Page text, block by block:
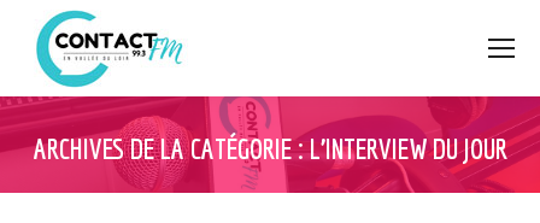
ARCHIVES DE LA CATÉGORIE :L’INTERVIEW DU JOUR